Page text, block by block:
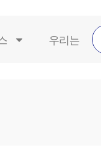
우리는